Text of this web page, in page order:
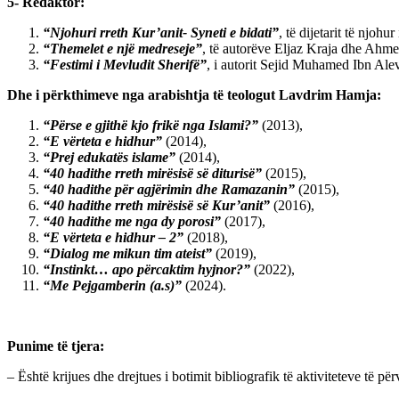
“Njohuri rreth Kur’anit- Syneti e bidati”, të dijetarit të
“Themelet e një medreseje”, të autorëve Eljaz Kraja dhe
“Festimi i Mevludit Sherifë”, i autorit Sejid Muhamed Ibn
Dhe i përkthimeve nga arabishtja të teologut Lavdrim Hamja:
“Përse e gjithë kjo frikë nga Islami?” (2013),
“E vërteta e hidhur” (2014),
“Prej edukatës islame” (2014),
“40 hadithe rreth mirësisë së diturisë” (2015),
“40 hadithe për agjërimin dhe Ramazanin” (2015),
“40 hadithe rreth mirësisë së Kur’anit” (2016),
“40 hadithe me nga dy porosi” (2017),
“E vërteta e hidhur – 2” (2018),
“Dialog me mikun tim ateist” (2019),
“Instinkt… apo përcaktim hyjnor?” (2022),
“Me Pejgamberin (a.s)” (2024).
Punime të tjera:
– Është krijues dhe drejtues i botimit bibliografik të aktiviteteve të